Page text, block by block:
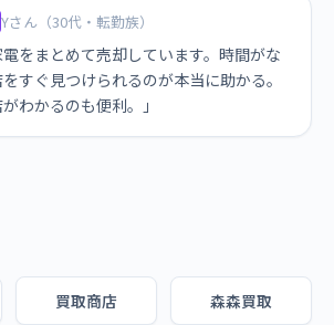
Yさん（30代・転勤族）
電をまとめて売却しています。時間がな
すぐ見つけられるのが本当に助かる。
わかるのも便利。」
買取商店 森森買取